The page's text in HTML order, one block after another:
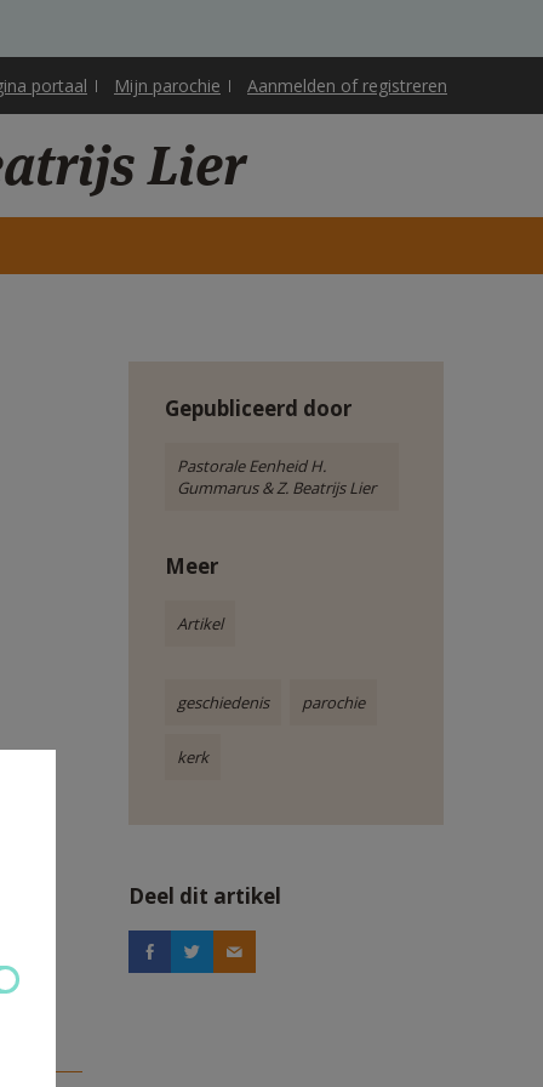
portaal Mijn parochie Aanmelden of registreren
Lier
Gepubliceerd door
Pastorale Eenheid H.
Gummarus & Z. Beatrijs Lier
Meer
Artikel
geschiedenis parochie
kerk
Deel dit artikel